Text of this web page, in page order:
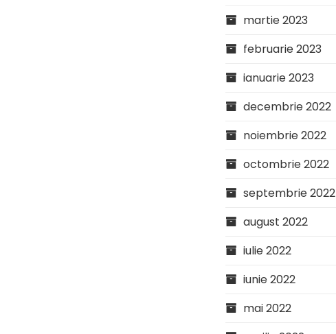
martie 2023
februarie 2023
ianuarie 2023
decembrie 2022
noiembrie 2022
octombrie 2022
septembrie 2022
august 2022
iulie 2022
iunie 2022
mai 2022